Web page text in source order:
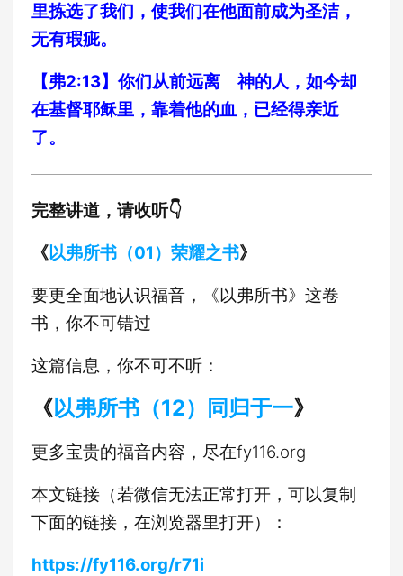
里拣选了我们，使我们在他面前成为圣洁，
无有瑕疵。
【弗2:13】你们从前远离 神的人，如今却
在基督耶稣里，靠着他的血，已经得亲近
了。
完整讲道，请收听👇
《以弗所书（01）荣耀之书》
要更全面地认识福音，《以弗所书》这卷
书，你不可错过
这篇信息，你不可不听：
《以弗所书（12）同归于一》
更多宝贵的福音内容，尽在fy116.org
本文链接（若微信无法正常打开，可以复制
下面的链接，在浏览器里打开）：
https://fy116.org/r71i